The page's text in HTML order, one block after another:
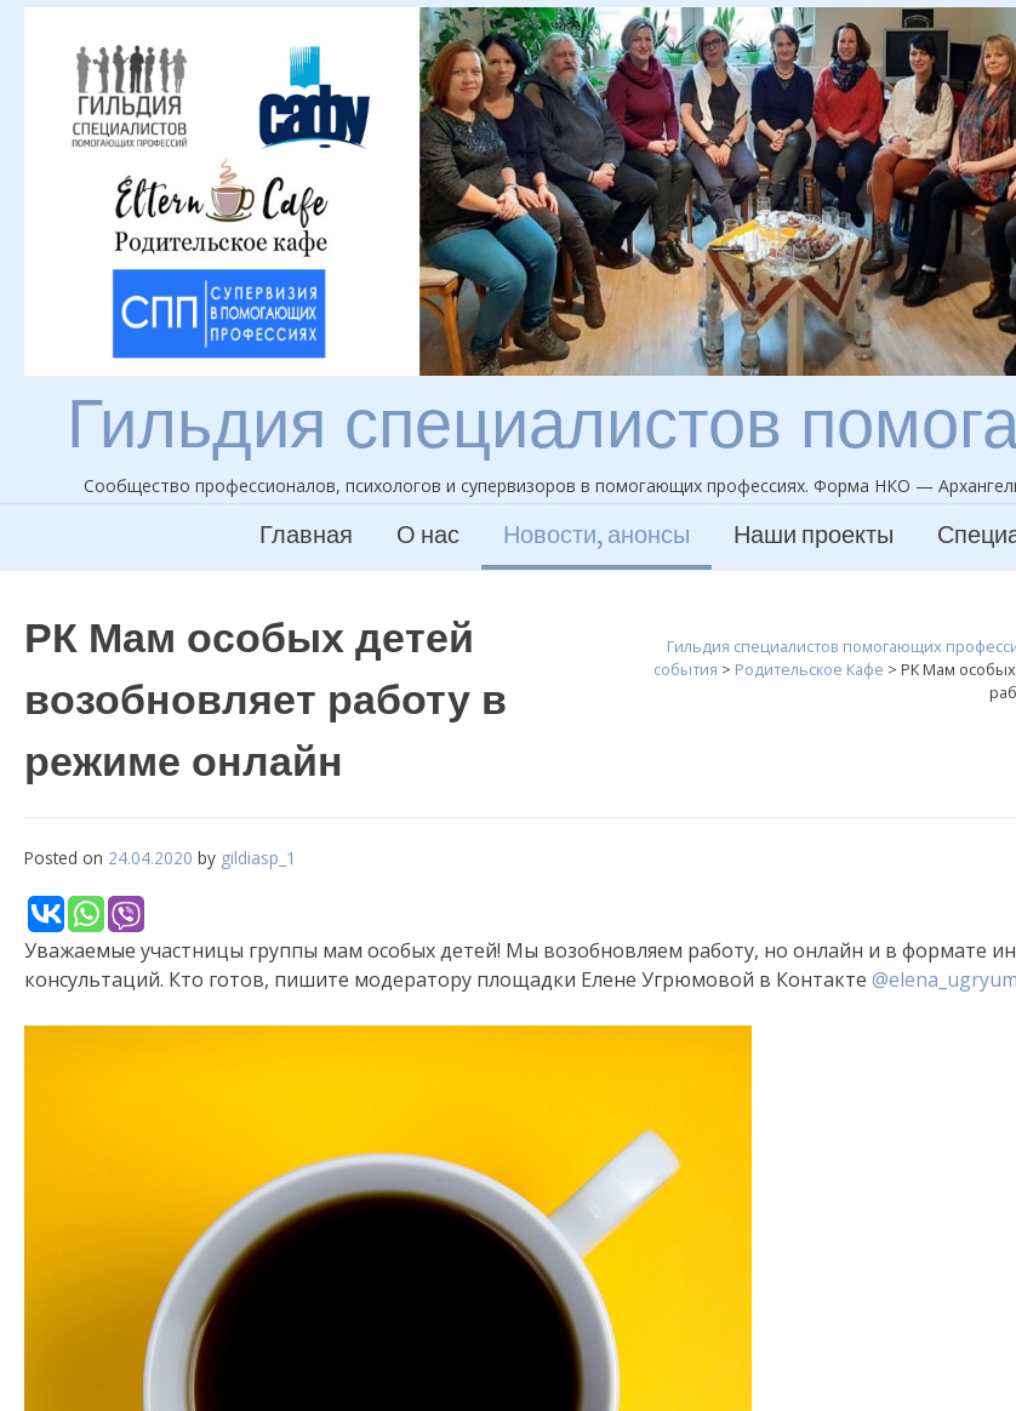
Skip
Гильдия специалистов
Сообщество профессионалов, психологов и супервизоров в помогающих профессиях. Форма НКО —
Главная О нас Новости, анонсы Наши проекты
РК Мам особых детей
возобновляет работу в
режиме онлайн
Гильдия специалистов помогающих
события > Родительское Кафе > РК Мам
Posted on 24.04.2020 by gildiasp_1
Уважаемые участницы группы мам особых детей! Мы возобновляем работу, но онлайн и в формате
консультаций. Кто готов, пишите модератору площадки Елене Угрюмовой в Контакте